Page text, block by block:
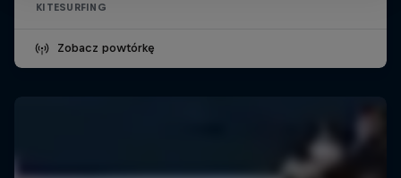
KITESURFING
Zobacz powtórkę